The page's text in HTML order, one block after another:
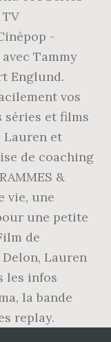
TV
-
Tammy
Englund.
vos
séries et films
Lauren et
de coaching
&
vie, une
une petite
de
Lauren
les infos
la bande
replay.